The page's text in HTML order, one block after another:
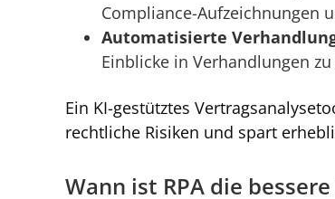
Compliance-Aufzeichnungen
Automatisierte
Einblicke in Verhandlungen zu
Ein KI-gestütztes
rechtliche Risiken und spart
Wann ist RPA die